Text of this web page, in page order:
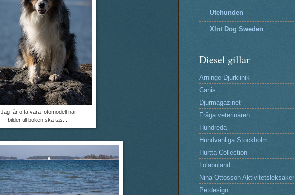
Jag får ofta vara fotomodell när
bilder till boken ska tas...
Utehunden
Xlnt Dog Sweden
Diesel gillar
Arninge Djurklinik
Canis
Djurmagazinet
Fråga veterinären
Hundreda
Hundvänliga Stockholm
Hurtta Collection
Lolabuland
Nina Ottosson Aktivitetsleksaker
Petdesign